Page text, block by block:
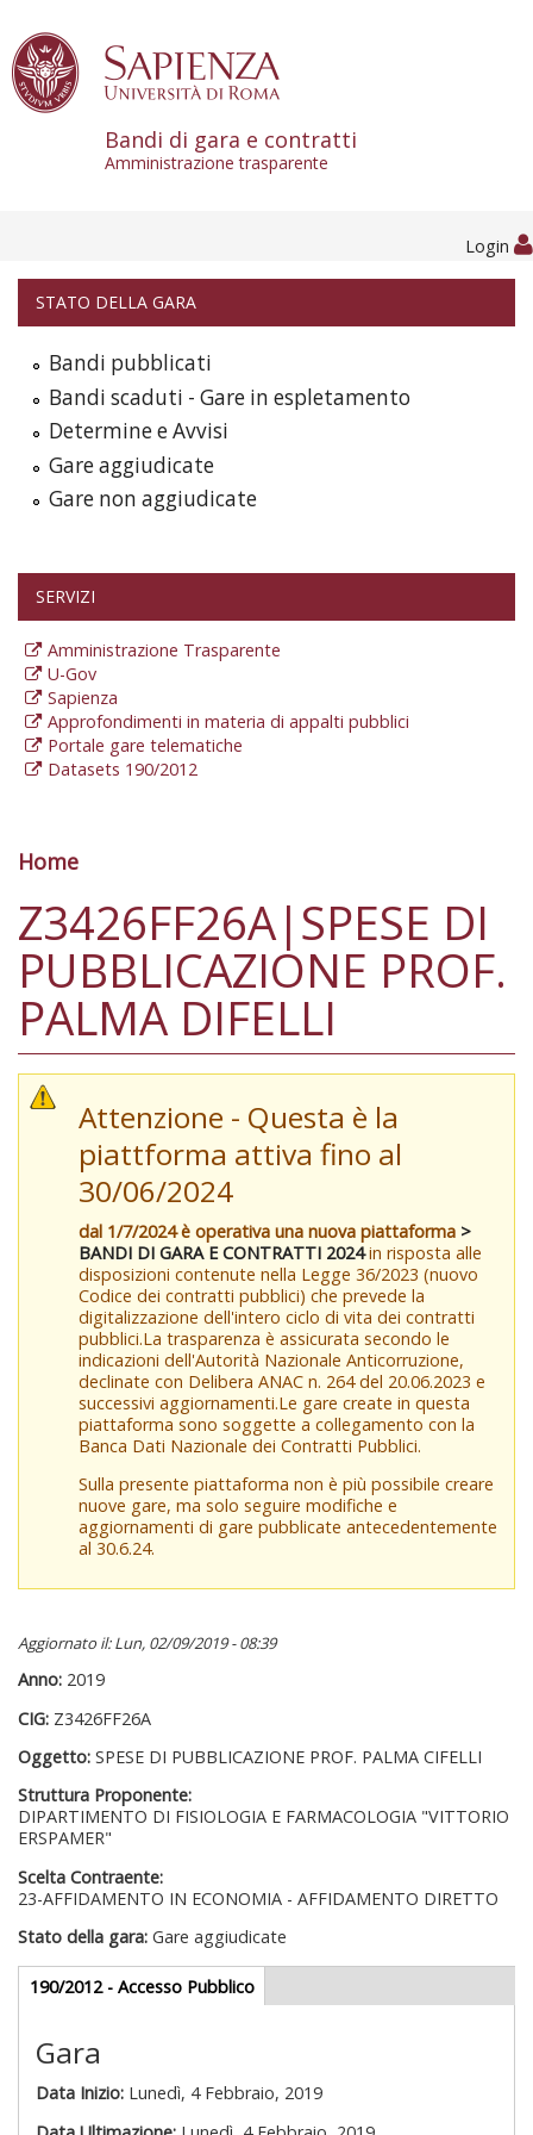
Bandi di gara e contratti
Amministrazione trasparente
Login
STATO DELLA GARA
Bandi pubblicati
Bandi scaduti - Gare in espletamento
Determine e Avvisi
Gare aggiudicate
Gare non aggiudicate
SERVIZI
Amministrazione Trasparente
U-Gov
Sapienza
Approfondimenti in materia di appalti pubblici
Portale gare telematiche
Datasets 190/2012
Tu sei qui
Home
Z3426FF26A|SPESE DI
PUBBLICAZIONE PROF.
PALMA DIFELLI
Attenzione - Questa è la
piattforma attiva fino al
30/06/2024
dal 1/7/2024 è operativa una nuova piattaforma >
BANDI DI GARA E CONTRATTI 2024in risposta alle
disposizioni contenute nella Legge 36/2023 (nuovo
Codice dei contratti pubblici) che prevede la
digitalizzazione dell'intero ciclo di vita dei contratti
pubblici.La trasparenza è assicurata secondo le
indicazioni dell'Autorità Nazionale Anticorruzione,
declinate con Delibera ANAC n. 264 del 20.06.2023 e
successivi aggiornamenti.Le gare create in questa
piattaforma sono soggette a collegamento con la
Banca Dati Nazionale dei Contratti Pubblici.
Sulla presente piattaforma non è più possibile creare
nuove gare, ma solo seguire modifiche e
aggiornamenti di gare pubblicate antecedentemente
al 30.6.24.
Aggiornato il: Lun, 02/09/2019 - 08:39
Anno: 2019
CIG: Z3426FF26A
Oggetto: SPESE DI PUBBLICAZIONE PROF. PALMA CIFELLI
Struttura Proponente:
DIPARTIMENTO DI FISIOLOGIA E FARMACOLOGIA "VITTORIO
ERSPAMER"
Scelta Contraente:
23-AFFIDAMENTO IN ECONOMIA - AFFIDAMENTO DIRETTO
Stato della gara: Gare aggiudicate
Gare appalti
190/2012 - Accesso Pubblico(scheda
attiva)
Gara
Data Inizio: Lunedì, 4 Febbraio, 2019